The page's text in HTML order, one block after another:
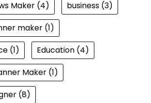
Maker(4) business(3)
maker(1)
(1) Education(4)
Maker(1)
(8)